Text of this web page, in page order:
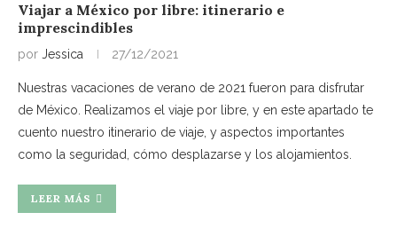
Viajar a México por libre: itinerario e
imprescindibles
por Jessica 27/12/2021
Nuestras vacaciones de verano de 2021 fueron para disfrutar
de México. Realizamos el viaje por libre, y en este apartado te
cuento nuestro itinerario de viaje, y aspectos importantes
como la seguridad, cómo desplazarse y los alojamientos.
LEER MÁS